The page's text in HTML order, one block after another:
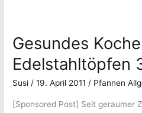
Gesundes
Edelstahltöpfen
Susi /19. April 2011 / Pfannen
[Sponsored Post] Seit geraumer